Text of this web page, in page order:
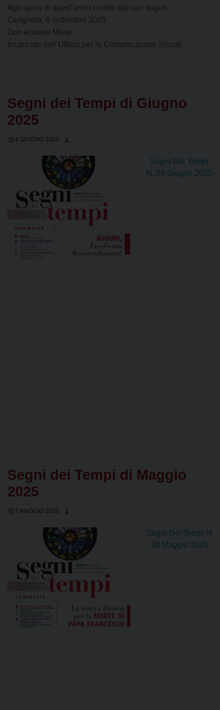
Agli sposi di quest’anno i nostri più cari auguri.
Cerignola, 6 settembre 2025
Don Antonio Miele
Incaricato dell’Ufficio per le Comunicazioni Sociali
Segni dei Tempi di Giugno
2025
4 GIUGNO 2025
Segni Dei Tempi
N. 08 Giugno 2025
Segni dei Tempi di Maggio
2025
5 MAGGIO 2025
Segni Dei Tempi N
08 Maggio 2025